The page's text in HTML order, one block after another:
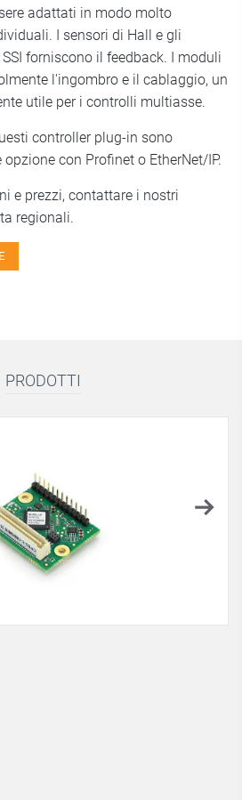
adattati in modo molto
I sensori di Hall e gli
forniscono il feedback. I moduli
l'ingombro e il cablaggio, un
utile per i controlli multiasse.
controller plug-in sono
con Profinet o EtherNet/IP.
e prezzi, contattare i nostri
regionali.
PRODOTTI